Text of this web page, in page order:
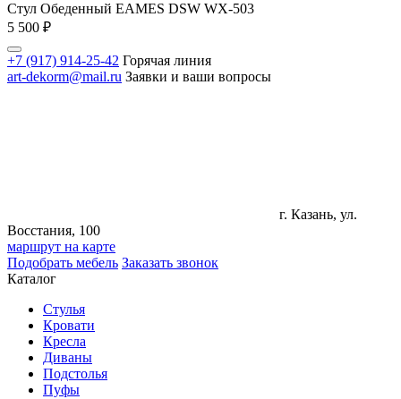
Стул Обеденный EAMES DSW WX-503
5 500 ₽
+7 (917) 914-25-42 Горячая линия
art-dekorm@mail.ru Заявки и ваши вопросы
г. Казань, ул.
Восстания, 100
маршрут на карте
Подобрать мебель Заказать звонок
Каталог
Стулья
Кровати
Кресла
Диваны
Подстолья
Пуфы